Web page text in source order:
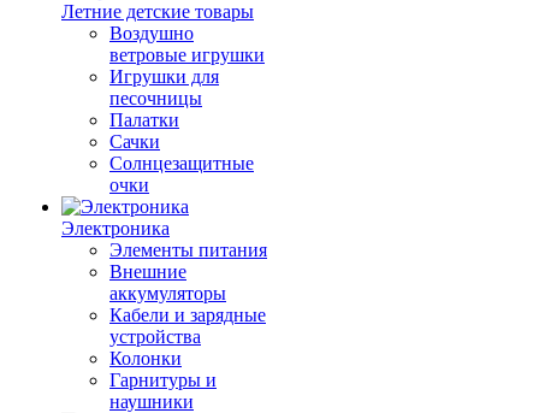
Летние детские товары
Воздушно
ветровые игрушки
Игрушки для
песочницы
Палатки
Сачки
Солнцезащитные
очки
Электроника
Элементы питания
Внешние
аккумуляторы
Кабели и зарядные
устройства
Колонки
Гарнитуры и
наушники